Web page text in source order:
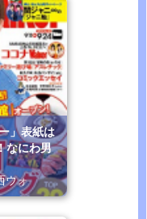
」表紙は
なにわ男
ウォ